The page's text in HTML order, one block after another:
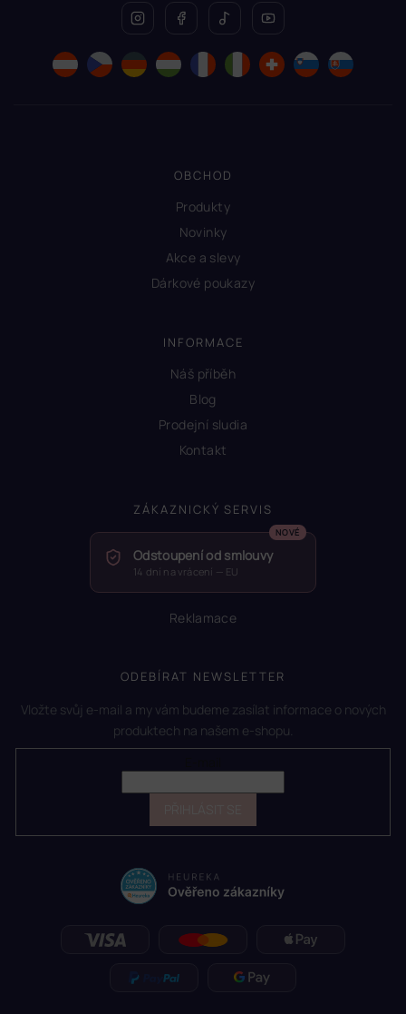
OBCHOD
Produkty
Novinky
Akce a slevy
Dárkové poukazy
INFORMACE
Náš příběh
Blog
Prodejní sludia
Kontakt
ZÁKAZNICKÝ SERVIS
Odstoupení od smlouvy
14 dní na vrácení — EU
Reklamace
ODEBÍRAT NEWSLETTER
Vložte svůj e-mail a my vám budeme zasílat informace o nových
produktech na našem e-shopu.